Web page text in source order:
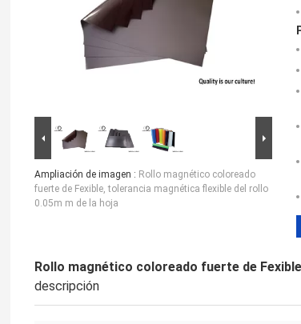
Ampliación de imagen : Rollo magnético coloreado
fuerte de Fexible, tolerancia magnética flexible del rollo
0.05m m de la hoja
Rollo magnético coloreado fuerte de
descripción